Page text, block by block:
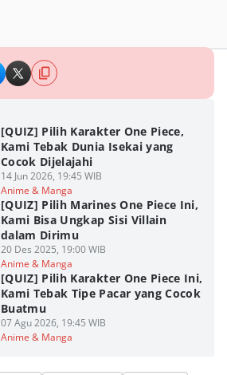
[QUIZ] Pilih Karakter One Piece,
Kami Tebak Dunia Isekai yang
Cocok Dijelajahi
14 Jun 2026, 19:45 WIB
Anime & Manga
[QUIZ] Pilih Marines One Piece Ini,
Kami Bisa Ungkap Sisi Villain
dalam Dirimu
20 Des 2025, 19:00 WIB
Anime & Manga
[QUIZ] Pilih Karakter One Piece Ini,
Kami Tebak Tipe Pacar yang Cocok
Buatmu
07 Agu 2026, 19:45 WIB
Anime & Manga